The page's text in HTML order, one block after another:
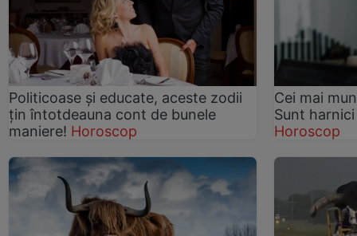
Politicoase și educate, aceste zodii
țin întotdeauna cont de bunele
maniere! Horoscop
Cei mai
Sunt
Horoscop